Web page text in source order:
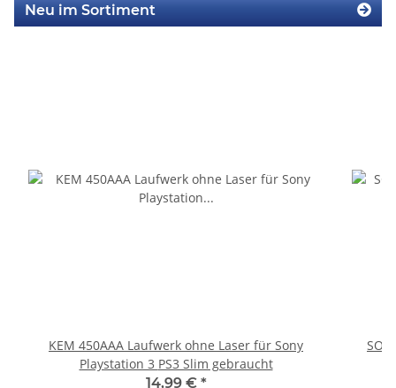
Neu im Sortiment
KEM 450AAA Laufwerk ohne Laser für Sony
Playstation 3 PS3 Slim gebraucht
14,99 € *